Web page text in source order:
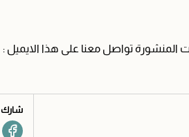
تواصل معنا على هذا الايميل :
شارك